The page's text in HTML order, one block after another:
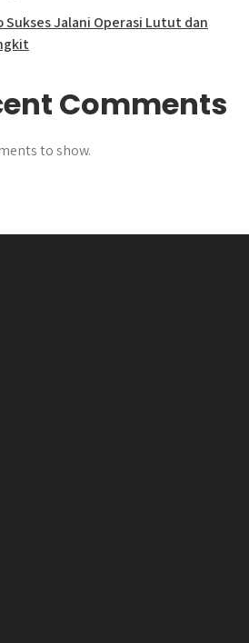
Sukses Jalani Operasi Lutut dan
Comments
to show.